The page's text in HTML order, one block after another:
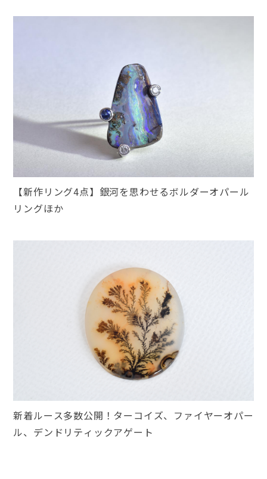
【新作リング4点】銀河を思わせるボルダーオパール
リングほか
新着ルース多数公開！ターコイズ、ファイヤーオパー
ル、デンドリティックアゲート